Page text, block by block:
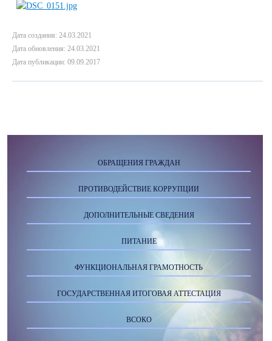
Дата создания: 24.03.2021
Дата обновления: 24.03.2021
Дата публикации: 09.09.2017
ОБРАЩЕНИЯ ГРАЖДАН
ПРОТИВОДЕЙСТВИЕ КОРРУПЦИИ
ДОПОЛНИТЕЛЬНЫЕ СВЕДЕНИЯ
ПИТАНИЕ
ФУНКЦИОНАЛЬНАЯ ГРАМОТНОСТЬ
ГОСУДАРСТВЕННАЯ ИТОГОВАЯ АТТЕСТАЦИЯ
ВСОКО